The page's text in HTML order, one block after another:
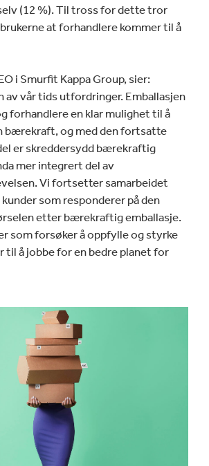
(12 %). Til tross for dette tror
at forhandlere kommer til å
i Smurfit Kappa Group, sier:
av vår tids utfordringer. Emballasjen
forhandlere en klar mulighet til å
bærekraft, og med den fortsatte
er skreddersydd bærekraftig
mer integrert del av
Vi fortsetter samarbeidet
som responderer på den
etter bærekraftig emballasje.
som forsøker å oppfylle og styrke
til å jobbe for en bedre planet for